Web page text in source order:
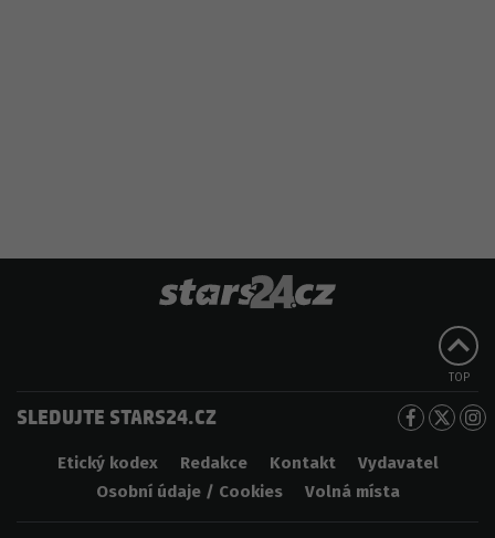
TOP
SLEDUJTE STARS24.CZ
Etický kodex Redakce Kontakt
Vydavatel
Osobní údaje / Cookies
Volná místa